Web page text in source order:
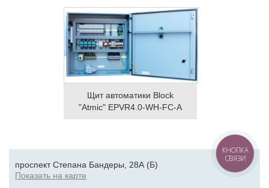
Щит автоматики Block
"Atmic" EPVR4.0-WH-FC-A
проспект Степана Бандеры, 28А (Б)
Показать на карте
КНОПКА
СВЯЗИ